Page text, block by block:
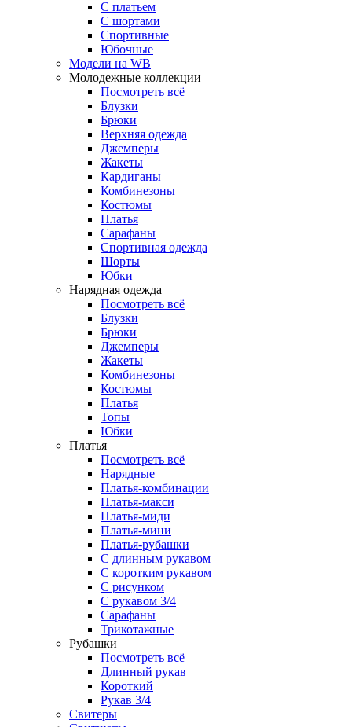
С платьем
С шортами
Спортивные
Юбочные
Модели на WB
Молодежные коллекции
Посмотреть всё
Блузки
Брюки
Верхняя одежда
Джемперы
Жакеты
Кардиганы
Комбинезоны
Костюмы
Платья
Сарафаны
Спортивная одежда
Шорты
Юбки
Нарядная одежда
Посмотреть всё
Блузки
Брюки
Джемперы
Жакеты
Комбинезоны
Костюмы
Платья
Топы
Юбки
Платья
Посмотреть всё
Нарядные
Платья-комбинации
Платья-макси
Платья-миди
Платья-мини
Платья-рубашки
С длинным рукавом
С коротким рукавом
С рисунком
С рукавом 3/4
Сарафаны
Трикотажные
Рубашки
Посмотреть всё
Длинный рукав
Короткий
Рукав 3/4
Свитеры